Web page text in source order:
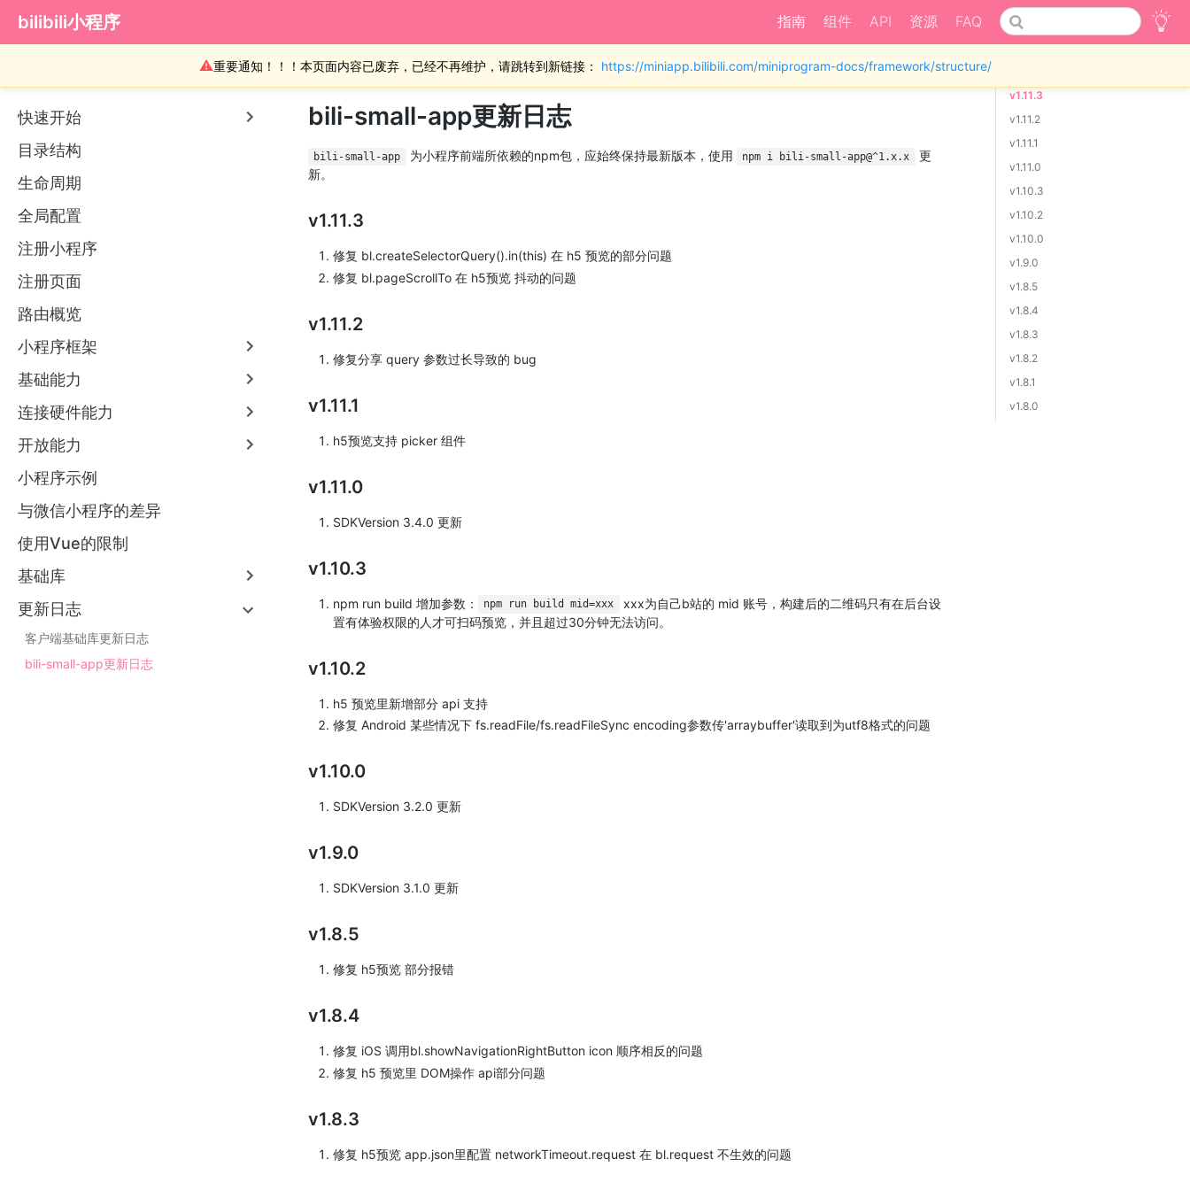
bilibili小程序 指南 组件 API 资源 FAQ
⚠重要通知！！！本页面内容已废弃，已经不再维护，请跳转到新链接： https://miniapp.bilibili.com/miniprogram-docs/framework/structure/
快速开始
目录结构
生命周期
全局配置
注册小程序
注册页面
路由概览
小程序框架
基础能力
连接硬件能力
开放能力
小程序示例
与微信小程序的差异
使用Vue的限制
基础库
更新日志
客户端基础库更新日志
bili-small-app更新日志
bili-small-app更新日志
bili-small-app 为小程序前端所依赖的npm包，应始终保持最新版本，使用 npm i bili-small-app@^1.x.x
更
新。
v1.11.3
修复 bl.createSelectorQuery().in(this) 在 h5 预览的部分问题
修复 bl.pageScrollTo 在 h5预览 抖动的问题
v1.11.2
修复分享 query 参数过长导致的 bug
v1.11.1
h5预览支持 picker 组件
v1.11.0
SDKVersion 3.4.0 更新
v1.10.3
npm run build 增加参数： npm run build mid=xxx
xxx为自己b站的 mid 账号，构建后的二维码只有在后台设
置有体验权限的人才可扫码预览，并且超过30分钟无法访问。
v1.10.2
h5 预览里新增部分 api 支持
修复 Android 某些情况下 fs.readFile/fs.readFileSync encoding参数传'arraybuffer'读取到为utf8格式的问题
v1.10.0
SDKVersion 3.2.0 更新
v1.9.0
SDKVersion 3.1.0 更新
v1.8.5
修复 h5预览 部分报错
v1.8.4
修复 iOS 调用bl.showNavigationRightButton icon 顺序相反的问题
修复 h5 预览里 DOM操作 api部分问题
v1.8.3
修复 h5预览 app.json里配置 networkTimeout.request 在 bl.request 不生效的问题
v1.11.3
v1.11.2
v1.11.1
v1.11.0
v1.10.3
v1.10.2
v1.10.0
v1.9.0
v1.8.5
v1.8.4
v1.8.3
v1.8.2
v1.8.1
v1.8.0